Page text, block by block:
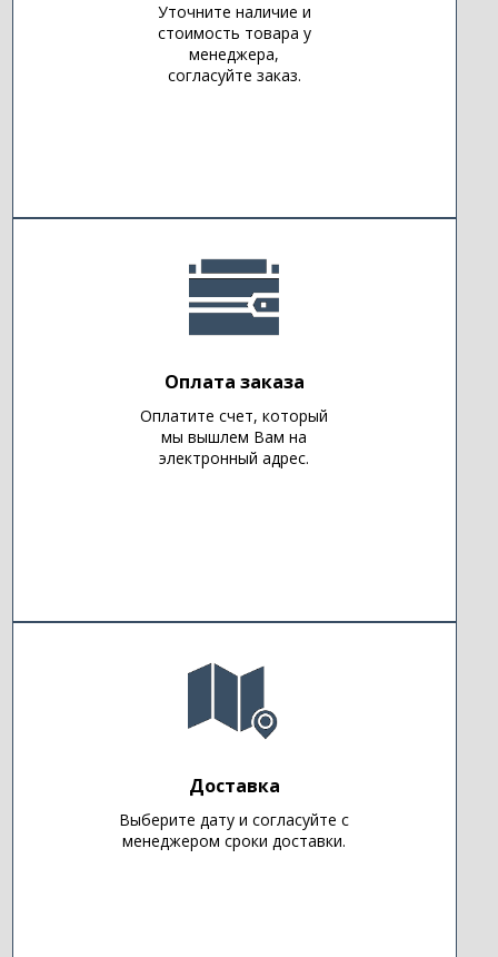
Уточните наличие и
стоимость товара у
менеджера,
согласуйте заказ.
Оплата заказа
Оплатите счет, который
мы вышлем Вам на
электронный адрес.
Доставка
Выберите дату и согласуйте с
менеджером сроки доставки.